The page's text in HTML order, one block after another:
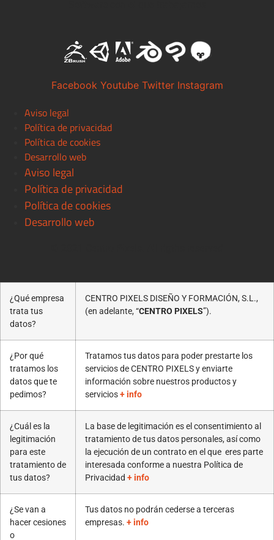
Facebook Youtube Twitter Instagram
Aviso legal
Política de privacidad
Política de cookies
Desarrollo web
Aviso legal
Política de privacidad
Política de cookies
Desarrollo web
¿Qué empresa
trata tus
datos?
CENTRO PIXELS DISEÑO Y FORMACIÓN, S.L.,
(en adelante, “CENTRO PIXELS”).
¿Por qué
tratamos los
datos que te
pedimos?
Tratamos tus datos para poder prestarte los
servicios de CENTRO PIXELS y enviarte
información sobre nuestros productos y
servicios+ info
¿Cuál es la
legitimación
para este
tratamiento de
tus datos?
La base de legitimación es el consentimiento al
tratamiento de tus datos personales, así como
la ejecución de un contrato en el que eres parte
interesada conforme a nuestra Política de
Privacidad + info
¿Se van a
hacer cesiones
o
Tus datos no podrán cederse a terceras
empresas. + info